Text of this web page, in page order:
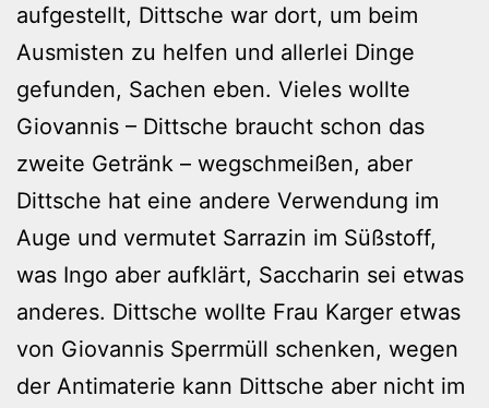
aufgestellt, Dittsche war dort, um beim
Ausmisten zu helfen und allerlei Dinge
gefunden, Sachen eben. Vieles wollte
Giovannis – Dittsche braucht schon das
zweite Getränk – wegschmeißen, aber
Dittsche hat eine andere Verwendung im
Auge und vermutet Sarrazin im Süßstoff,
was Ingo aber aufklärt, Saccharin sei etwas
anderes. Dittsche wollte Frau Karger etwas
von Giovannis Sperrmüll schenken, wegen
der Antimaterie kann Dittsche aber nicht im